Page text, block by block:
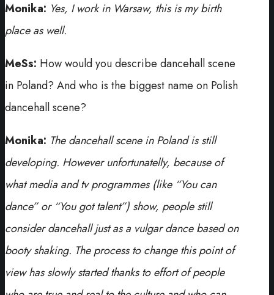
Monika: Yes, I work in Warsaw, this is my birth
place as well.
MeSs: How would you describe dancehall scene
in Poland? And who is the biggest name on Polish
dancehall scene?
Monika: The dancehall scene in Poland is still
developing. However unfortunatelly, because of
what media and tv programmes (like “You can
dance” or “You got talent”) show, people still
consider dancehall just as a vulgar dance based on
booty shaking. The process to change this point of
view has slowly started thanks to effort of people